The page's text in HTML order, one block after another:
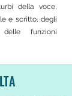
della voce,
e scritto, degli
funzioni